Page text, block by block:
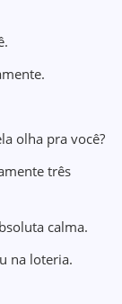
olha pra você?
três
calma.
na loteria.